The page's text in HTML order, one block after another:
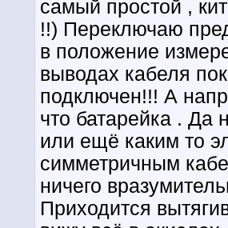
самый простой ,
!!) Переключаю
в положение
выводах кабеля
подключен!!! А
что батарейка . Да
или ещё каким то
симметричным
ничего
Приходится